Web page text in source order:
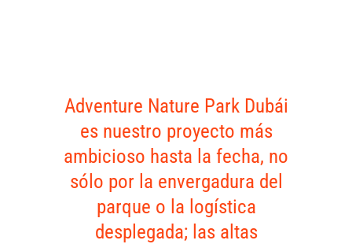
Adventure Nature Park Dubái
es nuestro proyecto más
ambicioso hasta la fecha, no
sólo por la envergadura del
parque o la logística
desplegada; las altas